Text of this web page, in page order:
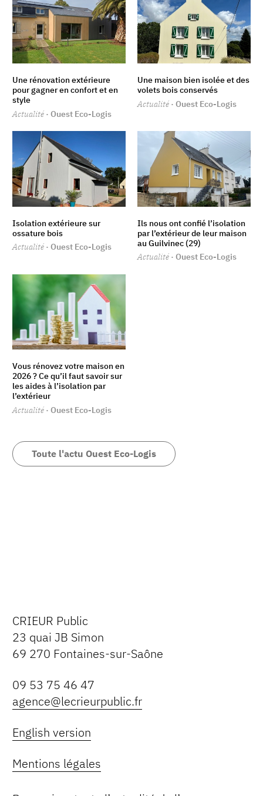
Une rénovation extérieure
pour gagner en confort et en
style
Actualité · Ouest Eco-Logis
Une maison bien isolée et des
volets bois conservés
Actualité · Ouest Eco-Logis
Isolation extérieure sur
ossature bois
Actualité · Ouest Eco-Logis
Ils nous ont confié l’isolation
par l’extérieur de leur maison
au Guilvinec (29)
Actualité · Ouest Eco-Logis
Vous rénovez votre maison en
2026 ? Ce qu’il faut savoir sur
les aides à l’isolation par
l’extérieur
Actualité · Ouest Eco-Logis
Toute l'actu Ouest Eco-Logis
CRIEUR Public
23 quai JB Simon
69 270 Fontaines-sur-Saône
09 53 75 46 47
agence@lecrieurpublic.fr
English version
Mentions légales